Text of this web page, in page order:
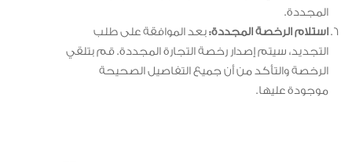
المجددة.
استلام الرخصة المجددة:بعد الموافقة على طلب
التجديد، سيتم إصدار رخصة التجارة المجددة. قم بتلقي
الرخصة والتأكد من أن جميع التفاصيل الصحيحة
موجودة عليها.